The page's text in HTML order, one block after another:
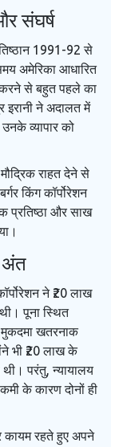
संघर्ष
1991-92 से
अमेरिका आधारित
करने से बहुत पहले का
ने अदालत में
व्यापार को
राहत देने से
किंग कॉर्पोरेशन
प्रतिष्ठा और साख
अंत
ने ₹20 लाख
पूना स्थित
मुकदमा खतरनाक
भी ₹20 लाख के
परंतु, न्यायालय
के कारण दोनों ही
कायम रहते हुए अपने